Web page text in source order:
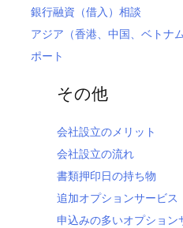
銀行融資（借入）相談
アジア（香港、中国、ベトナ
ポート
その他
会社設立のメリット
会社設立の流れ
書類押印日の持ち物
追加オプションサービス
申込みの多いオプション